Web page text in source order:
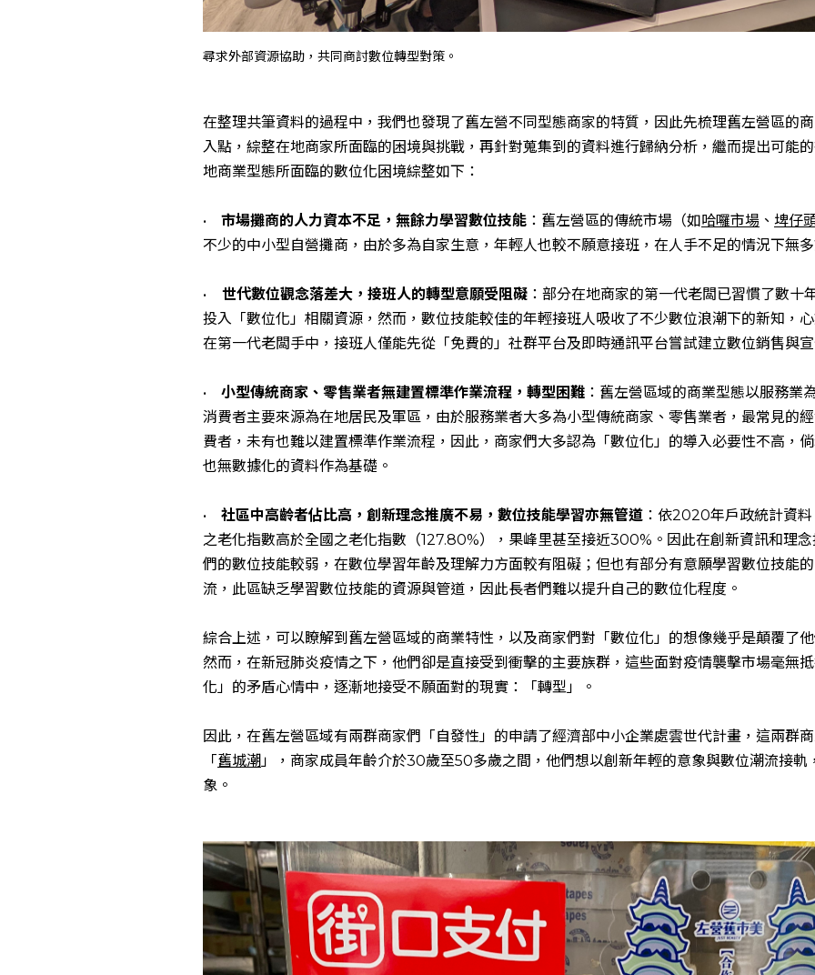
尋求外部資源協助，共同商討數位轉型對策。
在整理共筆資料的過程中，我們也發現了舊左營不同型態商家的特質，因此先梳理舊左營區的
入點，綜整在地商家所面臨的困境與挑戰，再針對蒐集到的資料進行歸納分析，繼而提出可能
地商業型態所面臨的數位化困境綜整如下：
• 市場攤商的人力資本不足，無餘力學習數位技能 ：舊左營區的傳統市場（如哈囉市場 、 埤仔
不少的中小型自營攤商，由於多為自家生意，年輕人也較不願意接班，在人手不足的情況下無
• 世代數位觀念落差大，接班人的轉型意願受阻礙 ：部分在地商家的第一代老闆已習慣了數十
投入「數位化」相關資源，然而，數位技能較佳的年輕接班人吸收了不少數位浪潮下的新知，
在第一代老闆手中，接班人僅能先從「免費的」社群平台及即時通訊平台嘗試建立數位銷售與
• 小型傳統商家、零售業者無建置標準作業流程，轉型困難 ：舊左營區域的商業型態以服務業
消費者主要來源為在地居民及軍區，由於服務業者大多為小型傳統商家、零售業者，最常見的
費者，未有也難以建置標準作業流程，因此，商家們大多認為「數位化」的導入必要性不高，
也無數據化的資料作為基礎。
• 社區中高齡者佔比高，創新理念推廣不易，數位技能學習亦無管道 ：依2020年戶政統計資
之老化指數高於全國之老化指數（127.80%），果峰里甚至接近300%。因此在創新資訊和理
們的數位技能較弱，在數位學習年齡及理解力方面較有阻礙；但也有部分有意願學習數位技能
流，此區缺乏學習數位技能的資源與管道，因此長者們難以提升自己的數位化程度。
綜合上述，可以瞭解到舊左營區域的商業特性，以及商家們對「數位化」的想像幾乎是顛覆了
然而，在新冠肺炎疫情之下，他們卻是直接受到衝擊的主要族群，這些面對疫情襲擊市場毫無
化」的矛盾心情中，逐漸地接受不願面對的現實：「轉型」。
因此，在舊左營區域有兩群商家們「自發性」的申請了經濟部中小企業處雲世代計畫，這兩群
「舊城潮」，商家成員年齡介於30歲至50多歲之間，他們想以創新年輕的意象與數位潮流接軌
象。